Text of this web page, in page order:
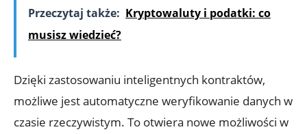
Przeczytaj także: Kryptowaluty i podatki: co
musisz wiedzieć?
Dzięki zastosowaniu inteligentnych kontraktów,
możliwe jest automatyczne weryfikowanie danych w
czasie rzeczywistym. To otwiera nowe możliwości w